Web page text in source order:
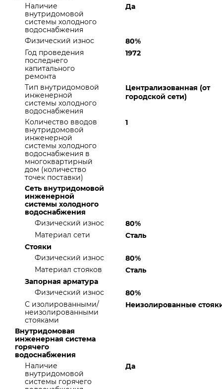
Наличие
внутридомовой
системы холодного
водоснабжения
Да
Физический износ
80%
Год проведения
последнего
капитального
ремонта
1972
Тип внутридомовой
инженерной
системы холодного
водоснабжения
Централизованная (от
городской сети)
Количество вводов
внутридомовой
инженерной
системы холодного
водоснабжения в
многоквартирный
дом (количество
точек поставки)
1
Сеть внутридомовой
инженерной
системы холодного
водоснабжения
Физический износ
80%
Материал сети
Сталь
Стояки
Физический износ
80%
Материал стояков
Сталь
Запорная арматура
Физический износ
80%
С изолированными/
неизолированными
стояками
Неизолированные
Внутридомовая
инженерная система
горячего
водоснабжения
Наличие
внутридомовой
системы горячего
Да